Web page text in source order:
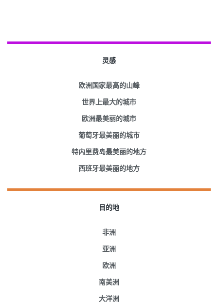
灵感
欧洲国家最高的山峰
世界上最大的城市
欧洲最美丽的城市
葡萄牙最美丽的城市
特内里费岛最美丽的地方
西班牙最美丽的地方
目的地
非洲
亚洲
欧洲
南美洲
大洋洲